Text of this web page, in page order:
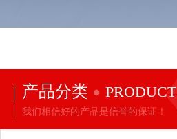
产品分类 PRODUCT
我们相信好的产品是信誉的保证！